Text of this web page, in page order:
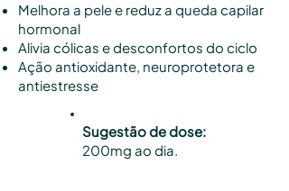
Melhora a pele e reduz a queda capilar
hormonal
Alivia cólicas e desconfortos do ciclo
Ação antioxidante, neuroprotetora e
antiestresse
Sugestão de dose:
200mg ao dia.